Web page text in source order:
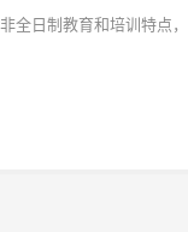
日制教育和培训特点